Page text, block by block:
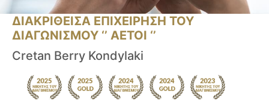
ΔΙΑΚΡΙΘΕΙΣΑ ΕΠΙΧΕΙΡΗΣΗ ΤΟΥ
ΔΙΑΓΩΝΙΣΜΟΥ ‘’ ΑΕΤΟΙ ‘’
Cretan Berry Kondylaki